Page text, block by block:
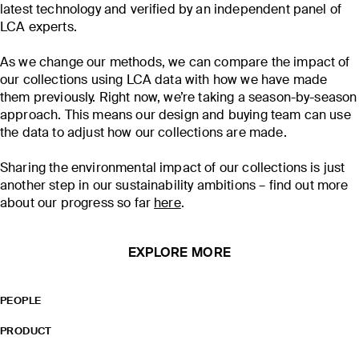
latest technology and verified by an independent panel of
LCA experts.
As we change our methods, we can compare the impact of
our collections using LCA data with how we have made
them previously. Right now, we’re taking a season-by-season
approach. This means our design and buying team can use
the data to adjust how our collections are made.
Sharing the environmental impact of our collections is just
another step in our sustainability ambitions – find out more
about our progress so far here.
EXPLORE MORE
PEOPLE
PRODUCT